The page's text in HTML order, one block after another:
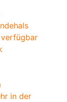
verfügbar
in der